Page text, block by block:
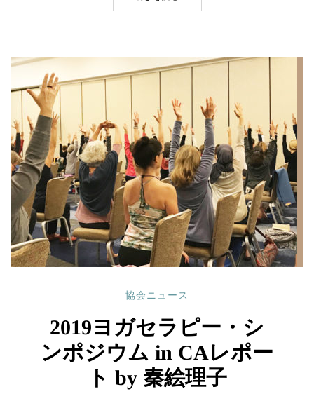
協会ニュース
2019ヨガセラピー・シ
ンポジウム in CAレポー
ト by 秦絵理子